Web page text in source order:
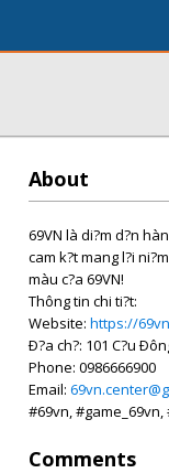
About
69VN là di?m d?n
cam k?t mang l?i
màu c?a 69VN!
Thông tin chi ti?t:
Website: https://
Ð?a ch?: 101 C?u
Phone: 0986666900
Email:
#69vn,
Comments